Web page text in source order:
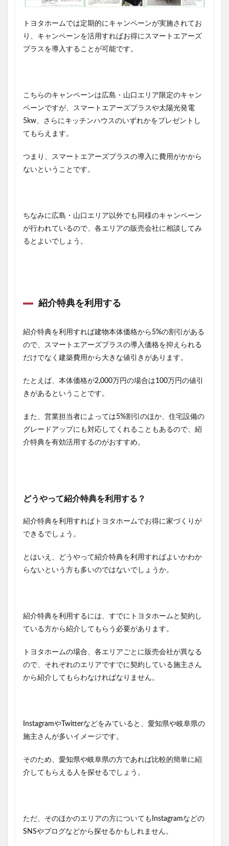
トヨタホームでは定期的にキャンペーンが実施されてお
り、キャンペーンを活用すればお得にスマートエアーズ
プラスを導入することが可能です。
こちらのキャンペーンは広島・山口エリア限定のキャン
ペーンですが、スマートエアーズプラスや太陽光発電
5kw、さらにキッチンハウスのいずれかをプレゼントし
てもらえます。
つまり、スマートエアーズプラスの導入に費用がかから
ないということです。
ちなみに広島・山口エリア以外でも同様のキャンペーン
が行われているので、各エリアの販売会社に相談してみ
るとよいでしょう。
紹介特典を利用する
紹介特典を利用すれば建物本体価格から5%の割引がある
ので、スマートエアーズプラスの導入価格を抑えられる
だけでなく建築費用から大きな値引きがあります。
たとえば、本体価格が2,000万円の場合は100万円の値引
きがあるということです。
また、営業担当者によっては5%割引のほか、住宅設備の
グレードアップにも対応してくれることもあるので、紹
介特典を有効活用するのがおすすめ。
どうやって紹介特典を利用する？
紹介特典を利用すればトヨタホームでお得に家づくりが
できるでしょう。
とはいえ、どうやって紹介特典を利用すればよいかわか
らないという方も多いのではないでしょうか。
紹介特典を利用するには、すでにトヨタホームと契約し
ている方から紹介してもらう必要があります。
トヨタホームの場合、 各エリアごとに販売会社が異なる
ので、それぞれのエリアですでに契約している施主さん
から紹介してもらわなければなりません。
InstagramやTwitterなどをみていると、愛知県や岐阜県の
施主さんが多いイメージです。
そのため、愛知県や岐阜県の方であれば比較的簡単に紹
介してもらえる人を探せるでしょう。
ただ、そのほかのエリアの方についてもInstagramなどの
SNSやブログなどから探せるかもしれません。